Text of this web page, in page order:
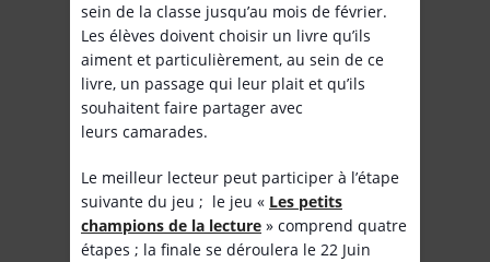
sein de la classe jusqu’au mois de février.
Les élèves doivent choisir un livre qu’ils
aiment et particulièrement, au sein de ce
livre, un passage qui leur plait et qu’ils
souhaitent faire partager avec
leurs camarades.
Le meilleur lecteur peut participer à l’étape
suivante du jeu ; le jeu « Les petits
champions de la lecture » comprend quatre
étapes ; la finale se déroulera le 22 Juin